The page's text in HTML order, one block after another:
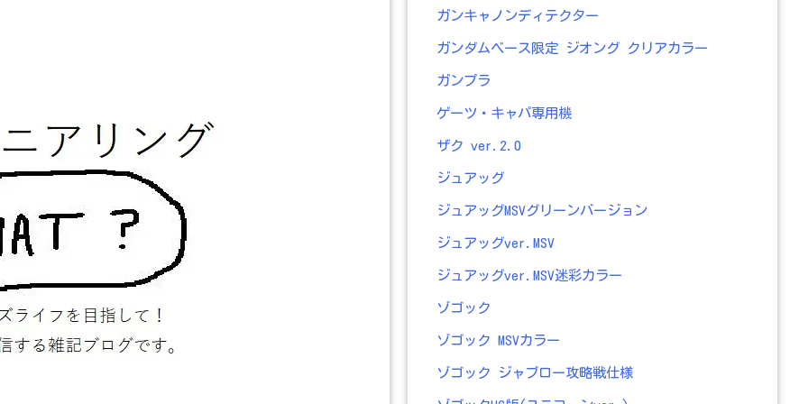
ガンキャノンディテクター
ガンダムベース限定 ジオング クリアカラー
ガンプラ
ゲーツ・キャパ専用機
ザク ver.2.0
ジュアッグ
ジュアッグMSVグリーンバージョン
ジュアッグver.MSV
ジュアッグver.MSV迷彩カラー
ゾゴック
ゾゴック MSVカラー
ゾゴック ジャブロー攻略戦仕様